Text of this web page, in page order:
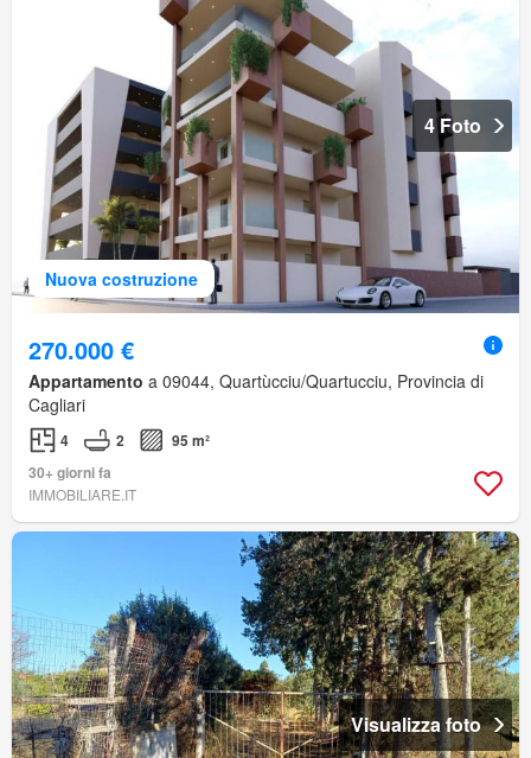
Nuova costruzione
4 Foto
270.000 €
Appartamento a 09044, Quartùcciu/Quartucciu, Provincia di
Cagliari
4 2
95 m²
30+ giorni fa
IMMOBILIARE.IT
Visualizza foto